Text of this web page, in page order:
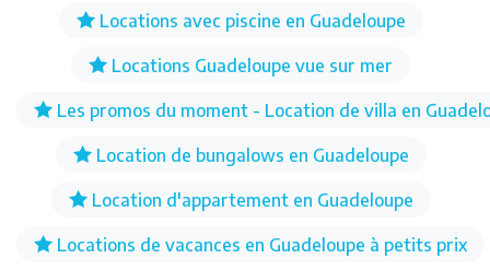
Locations avec piscine en Guadeloupe
Locations Guadeloupe vue sur mer
Les promos du moment - Location de villa en
Location de bungalows en Guadeloupe
Location d'appartement en Guadeloupe
Locations de vacances en Guadeloupe à petits prix